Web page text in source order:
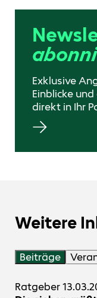
Exklusive
Einblicke
direkt in Ihr
Weitere
Beiträge
Ratgeber